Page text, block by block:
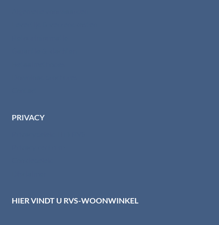
PRIVACY
HIER VINDT U RVS-WOONWINKEL